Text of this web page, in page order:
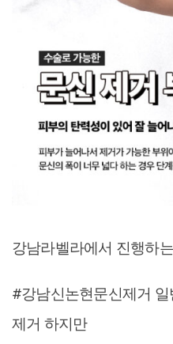
강남라벨라에서 진행하는
#강남신논현문신제거
제거 하지만